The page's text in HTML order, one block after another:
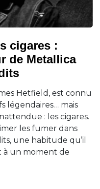
cigares :
de Metallica
Hetfield, est connu
légendaires… mais
: les cigares.
les fumer dans
une habitude qu’il
à un moment de